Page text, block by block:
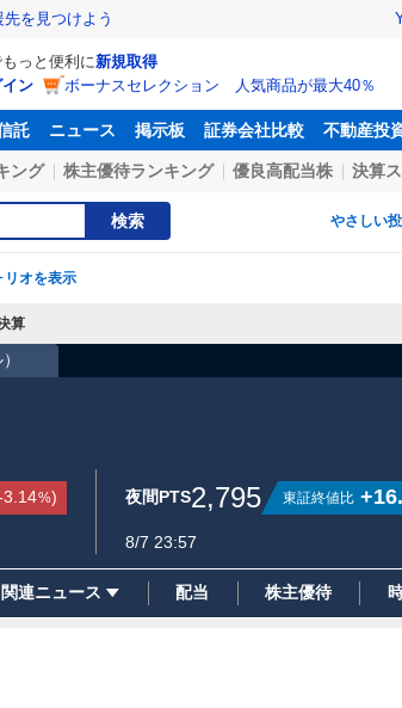
を見つけよう
もっと便利に新規取得
イン
ボーナスセレクション 人気商品が最大40％
託 ニュース 掲示板 証券会社比較 不動産投
ング 株主優待ランキング 優良高配当株 決算
検索 やさしい
リオを表示
算
）
3.14%) 夜間PTS2,795 東証終値比
8/7 23:57
関連ニュース 配当 株主優待